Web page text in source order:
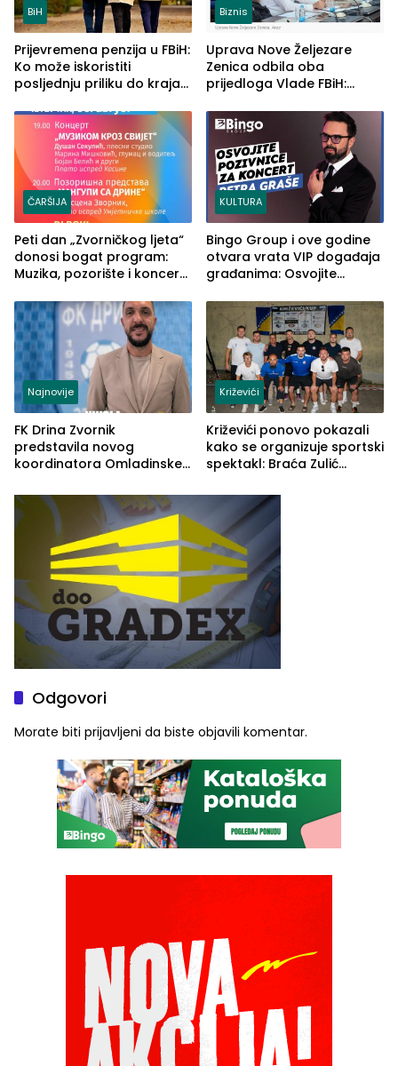
BiH
Prijevremena penzija u FBiH:
Ko može iskoristiti
posljednju priliku do kraja
Biznis
Uprava Nove Željezare
Zenica odbila oba
prijedloga Vlade FBiH:
rješenje
ČARŠIJA
Peti dan „Zvorničkog ljeta“
donosi bogat program:
Muzika, pozorište i koncert
KULTURA
Bingo Group i ove godine
otvara vrata VIP događaja
građanima: Osvojite
Graše
Najnovije
FK Drina Zvornik
predstavila novog
koordinatora Omladinske
Križevići
Križevići ponovo pokazali
kako se organizuje sportski
spektakl: Braća Zulić
Odgovori
Morate biti prijavljeni da biste objavili komentar.